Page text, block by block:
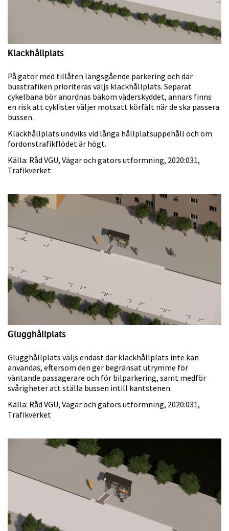
Klackhållplats
På gator med tillåten längsgående parkering och där
busstrafiken prioriteras väljs klackhållplats. Separat
cykelbana bör anordnas bakom väderskyddet, annars finns
en risk att cyklister väljer motsatt körfält när de ska passera
bussen.
Klackhållplats undviks vid långa hållplatsuppehåll och om
fordonstrafikflödet är högt.
Källa: Råd VGU, Vägar och gators utformning, 2020:031,
Trafikverket
Glugghållplats
Glugghållplats väljs endast där klackhållplats inte kan
användas, eftersom den ger begränsat utrymme för
väntande passagerare och för bilparkering, samt medför
svårigheter att ställa bussen intill kantstenen.
Källa: Råd VGU, Vägar och gators utformning, 2020:031,
Trafikverket